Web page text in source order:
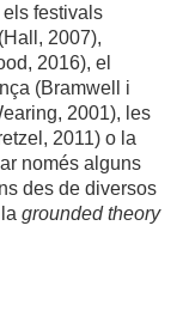
festivals
2007),
2016), el
(Bramwell i
2001), les
2011) o la
només alguns
des de diversos
grounded theory